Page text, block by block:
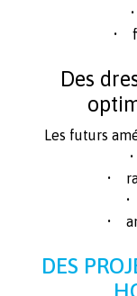
•
Des
Les futurs
•
•
DES